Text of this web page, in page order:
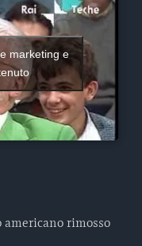
marketing e
americano rimosso